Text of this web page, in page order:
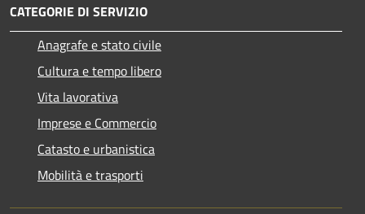
CATEGORIE DI SERVIZIO
Anagrafe e stato civile
Cultura e tempo libero
Vita lavorativa
Imprese e Commercio
Catasto e urbanistica
Mobilità e trasporti